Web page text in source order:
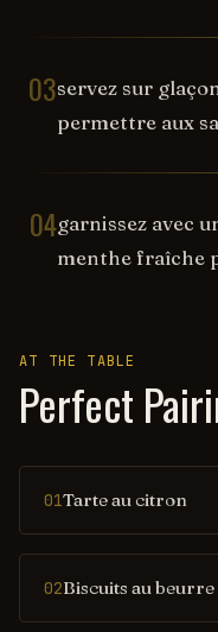
03servez sur
permettre aux
04garnissez avec
menthe fraîche
AT THE TABLE
Perfect
01Tarte au citron
02Biscuits au beurre